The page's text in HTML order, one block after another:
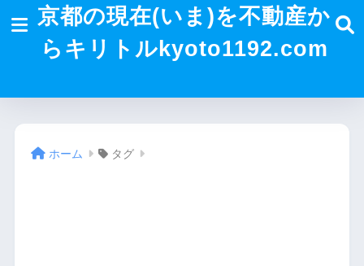
京都の現在(いま)を不動産か
らキリトルkyoto1192.com
ホーム タグ